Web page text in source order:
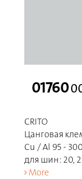
01760
CRITO
Цанговая
Cu / Al 95 -
для шин: 20,
More